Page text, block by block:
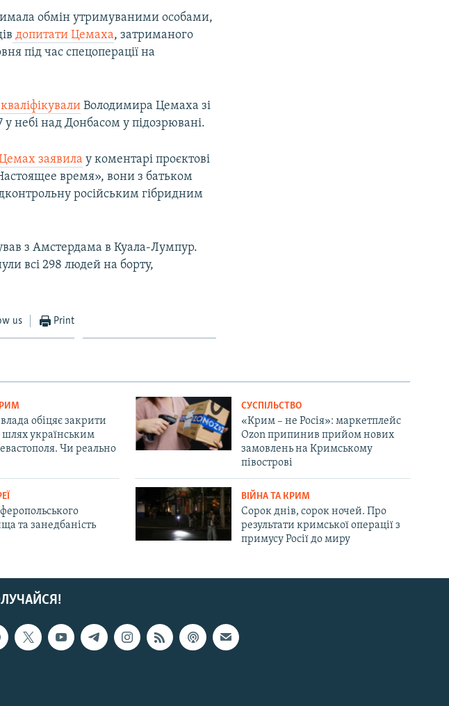
обмін утримуваними особами,
допитати Цемаха, затриманого
під час спецоперації на
Володимира Цемаха зі
у небі над Донбасом у підозрювані.
заявила у коментарі проєктові
время», вони з батьком
російським гібридним
з Амстердама в Куала-Лумпур.
всі 298 людей на борту,
us Print
обіцяє закрити
українським
Чи реально
СУСПІЛЬСТВО
«Крим – не Росія»: маркетплейс
Ozon припинив прийом нових
замовлень на Кримському
півострові
та занедбаність
ВІЙНА ТА КРИМ
Сорок днів, сорок ночей. Про
результати кримської операції з
примусу Росії до миру